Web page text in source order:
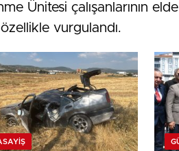
Ünitesi çalışanlarının
vurgulandı.